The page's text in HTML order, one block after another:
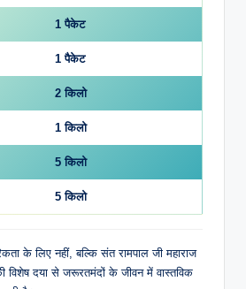
1 पैकेट
1 पैकेट
2 किलो
1 किलो
5 किलो
5 किलो
के लिए नहीं, बल्कि संत रामपाल जी महाराज
विशेष दया से जरूरतमंदों के जीवन में वास्तविक